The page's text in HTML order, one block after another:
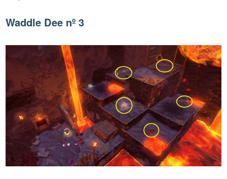
Waddle Dee nº 3